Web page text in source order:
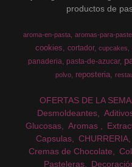
productos de
aroma-en-pasta aromas-para-
cookies cortador cupcakes
panaderia pasta-de-azucar
polvo
reposteria
OFERTAS DE LA
Desmoldeantes
Glucosas
Aromas
Capsulas
CHURRERIA
Cremas de Chocolate
Pasteleras